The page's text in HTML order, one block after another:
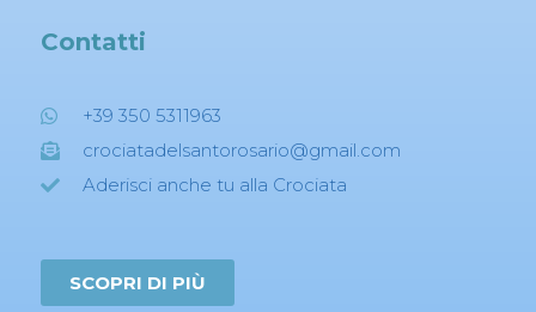
Contatti
+39 350 5311963
crociatadelsantorosario@gmail.com
Aderisci anche tu alla Crociata
SCOPRI DI PIÙ